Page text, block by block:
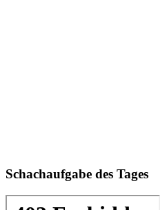
Schachaufgabe des Tages